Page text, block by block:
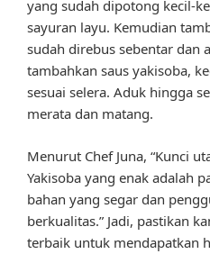
yang sudah dipotong kecil-
sayuran layu. Kemudian
sudah direbus sebentar dan
tambahkan saus yakisoba,
sesuai selera. Aduk hingga
merata dan matang.
Menurut Chef Juna, “Kunci
Yakisoba yang enak adalah
bahan yang segar dan
berkualitas.” Jadi, pastikan
terbaik untuk mendapatkan